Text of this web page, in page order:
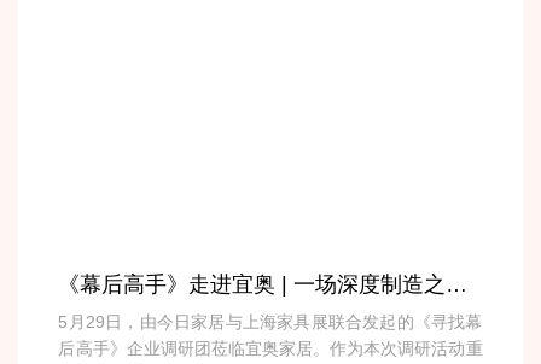
《幕后高手》走进宜奥 | 一场深度制造之旅，看见硬核协同力
5月29日，由今日家居与上海家具展联合发起的《寻找幕
后高手》企业调研团莅临宜奥家居。作为本次调研活动重